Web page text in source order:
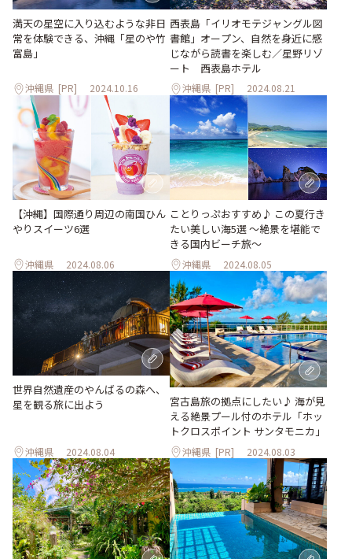
満天の星空に入り込むような非日
常を体験できる、沖縄「星のや竹
富島」
沖縄県 [PR] 2024.10.16
西表島「イリオモテジャングル図
書館」オープン、自然を身近に感
じながら読書を楽しむ／星野リゾ
ート 西表島ホテル
沖縄県 [PR] 2024.08.21
【沖縄】国際通り周辺の南国ひん
やりスイーツ6選
沖縄県 2024.08.06
ことりっぷおすすめ♪ この夏行き
たい美しい海5選 〜絶景を堪能で
きる国内ビーチ旅～
沖縄県 2024.08.05
世界自然遺産のやんばるの森へ、
星を観る旅に出よう
沖縄県 2024.08.04
宮古島旅の拠点にしたい♪ 海が見
える絶景プール付のホテル「ホッ
トクロスポイント サンタモニカ」
沖縄県 [PR] 2024.08.03